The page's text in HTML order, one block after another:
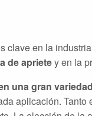
clave en la
de aprietey en la
una gran
aplicación.